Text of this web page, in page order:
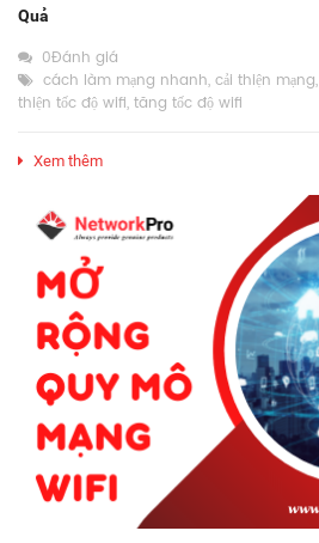
Quả
0Đánh giá
cách làm mạng nhanh, cải thiện mạng,
thiện tốc độ wifi, tăng tốc độ wifi
Xem thêm